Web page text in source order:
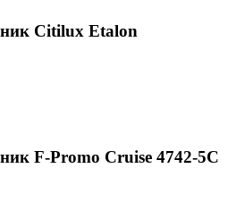
Citilux Etalon
F-Promo Cruise 4742-5C